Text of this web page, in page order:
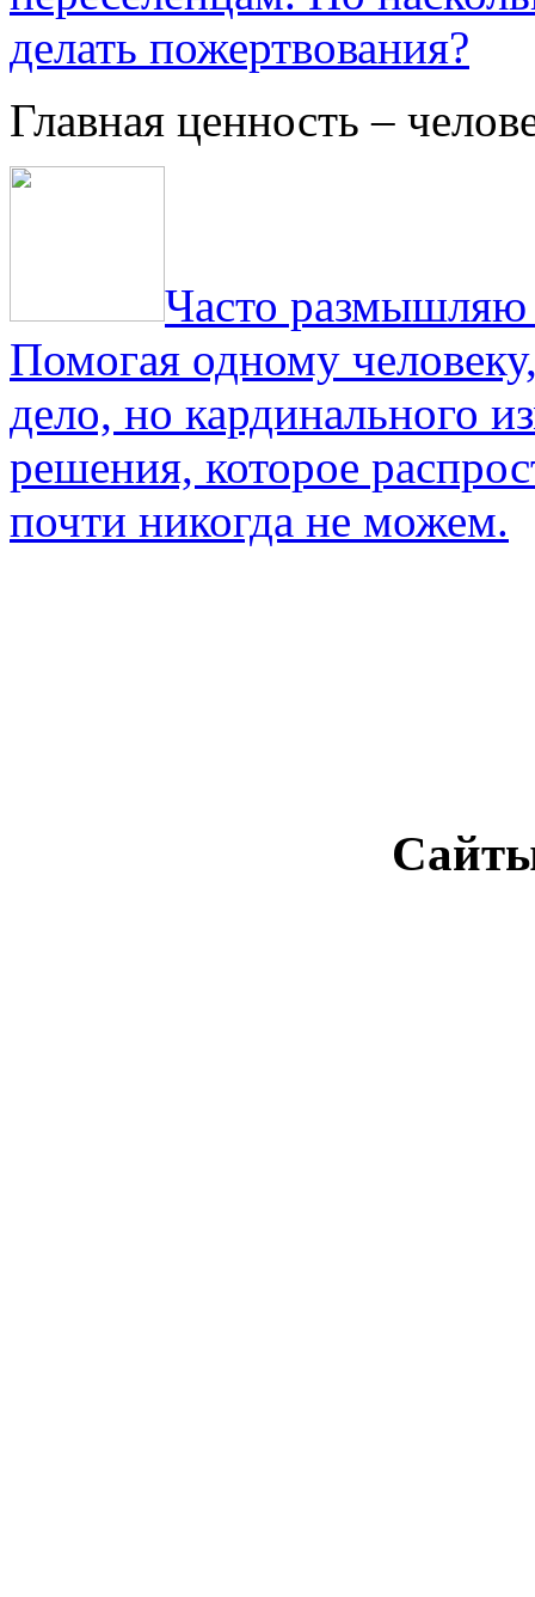
делать пожертвования?
Главная ценность –
Часто размышляю
Помогая одному
дело, но кардинального
решения, которое
почти никогда не можем.